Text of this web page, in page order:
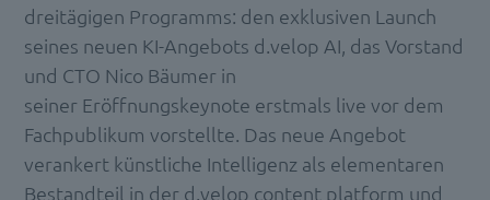
dreitägigen Programms: den exklusiven Launch
seines neuen KI-Angebots d.velop AI, das Vorstand
und CTO Nico Bäumer in
seiner Eröffnungskeynote erstmals live vor dem
Fachpublikum vorstellte. Das neue Angebot
verankert künstliche Intelligenz als elementaren
Bestandteil in der d.velop content platform und